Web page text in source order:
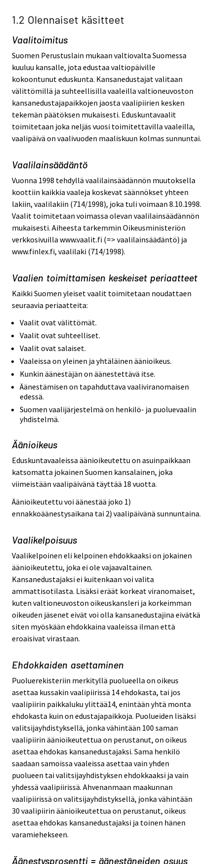
1.2 Olennaiset käsitteet
Vaalitoimitus
Suomen Perustuslain mukaan valtiovalta Suomessa
kuuluu kansalle, jota edustaa valtiopäiville
kokoontunut eduskunta. Kansanedustajat valitaan
välittömillä ja suhteellisilla vaaleilla valtioneuvoston
kansanedustajapaikkojen jaosta vaalipiirien kesken
tekemän päätöksen mukaisesti. Eduskuntavaalit
toimitetaan joka neljäs vuosi toimitettavilla vaaleilla,
vaalipäivä on vaalivuoden maaliskuun kolmas sunnuntai.
Vaalilainsäädäntö
Vuonna 1998 tehdyllä vaalilainsäädännön muutoksella
koottiin kaikkia vaaleja koskevat säännökset yhteen
lakiin, vaalilakiin (714/1998), joka tuli voimaan 8.10.1998.
Vaalit toimitetaan voimassa olevan vaalilainsäädännön
mukaisesti. Aiheesta tarkemmin Oikeusministeriön
verkkosivuilla www.vaalit.fi (=> vaalilainsäädäntö) ja
www.finlex.fi, vaalilaki (714/1998).
Vaalien toimittamisen keskeiset periaatteet
Kaikki Suomen yleiset vaalit toimitetaan noudattaen
seuraavia periaatteita:
Vaalit ovat välittömät.
Vaalit ovat suhteelliset.
Vaalit ovat salaiset.
Vaaleissa on yleinen ja yhtäläinen äänioikeus.
Kunkin äänestäjän on äänestettävä itse.
Äänestämisen on tapahduttava vaaliviranomaisen
edessä.
Suomen vaalijärjestelmä on henkilö- ja puoluevaalin
yhdistelmä.
Äänioikeus
Eduskuntavaaleissa äänioikeutettu on asuinpaikkaan
katsomatta jokainen Suomen kansalainen, joka
viimeistään vaalipäivänä täyttää 18 vuotta.
Äänioikeutettu voi äänestää joko 1)
ennakkoäänestysaikana tai 2) vaalipäivänä sunnuntaina.
Vaalikelpoisuus
Vaalikelpoinen eli kelpoinen ehdokkaaksi on jokainen
äänioikeutettu, joka ei ole vajaavaltainen.
Kansanedustajaksi ei kuitenkaan voi valita
ammattisotilasta. Lisäksi eräät korkeat viranomaiset,
kuten valtioneuvoston oikeuskansleri ja korkeimman
oikeuden jäsenet eivät voi olla kansanedustajina eivätkä
siten myöskään ehdokkaina vaaleissa ilman että
eroaisivat virastaan.
Ehdokkaiden asettaminen
Puoluerekisteriin merkityllä puolueella on oikeus
asettaa kussakin vaalipiirissä 14 ehdokasta, tai jos
vaalipiirin paikkaluku ylittää14, enintään yhtä monta
ehdokasta kuin on edustajapaikkoja. Puolueiden lisäksi
valitsijayhdistyksellä, jonka vähintään 100 saman
vaalipiirin äänioikeutettua on perustanut, on oikeus
asettaa ehdokas kansanedustajaksi. Sama henkilö
saadaan samoissa vaaleissa asettaa vain yhden
puolueen tai valitsijayhdistyksen ehdokkaaksi ja vain
yhdessä vaalipiirissä. Ahvenanmaan maakunnan
vaalipiirissä on valitsijayhdistyksellä, jonka vähintään
30 vaalipiirin äänioikeutettua on perustanut, oikeus
asettaa ehdokas kansanedustajaksi ja toinen hänen
varamiehekseen.
Äänestysprosentti = äänestäneiden osuus